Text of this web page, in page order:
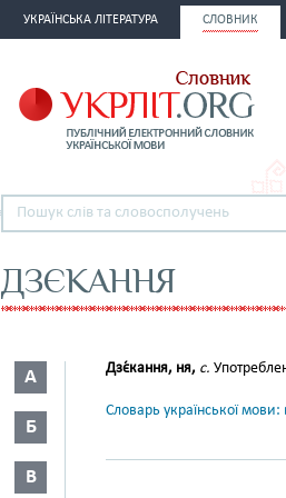
УКРАЇНСЬКА ЛІТЕРАТУРА СЛОВНИК
ДЗЄКАННЯ
А
Б
В
Дзє́кання, ня, с.
Словарь української